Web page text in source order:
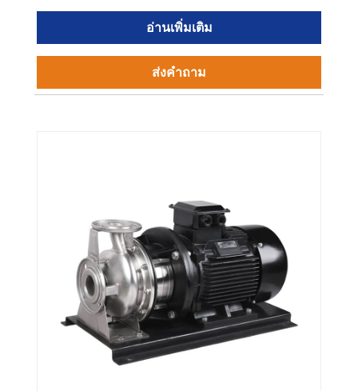
อ่านเพิ่มเติม
ส่งคำถาม